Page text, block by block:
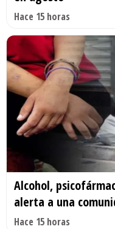
Hace 15 horas
Alcohol,
alerta a una
Hace 15 horas